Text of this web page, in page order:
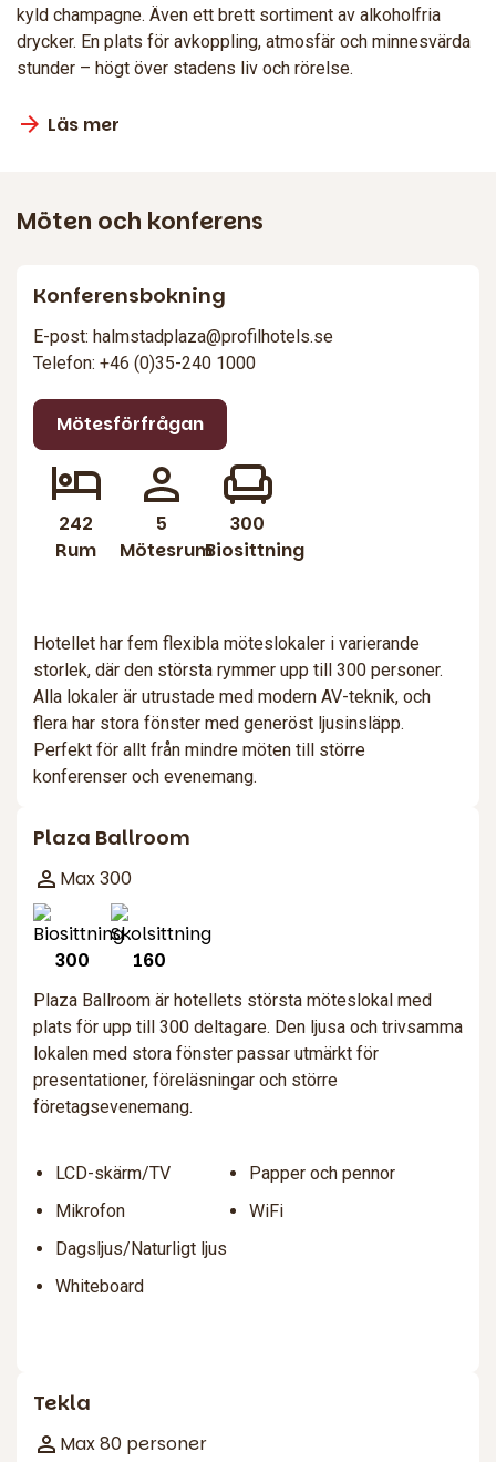
kyld champagne. Även ett brett sortiment av alkoholfria
drycker. En plats för avkoppling, atmosfär och minnesvärda
stunder – högt över stadens liv och rörelse.
Läs mer
Möten och konferens
Konferensbokning
E-post: halmstadplaza@profilhotels.se
Telefon: +46 (0)35-240 1000
Mötesförfrågan
242
Rum
5
Mötesrum
300
Biosittning
Hotellet har fem flexibla möteslokaler i varierande
storlek, där den största rymmer upp till 300 personer.
Alla lokaler är utrustade med modern AV-teknik, och
flera har stora fönster med generöst ljusinsläpp.
Perfekt för allt från mindre möten till större
konferenser och evenemang.
Plaza Ballroom
Max 300
300 160
Plaza Ballroom är hotellets största möteslokal med
plats för upp till 300 deltagare. Den ljusa och trivsamma
lokalen med stora fönster passar utmärkt för
presentationer, föreläsningar och större
företagsevenemang.
LCD-skärm/TV
Mikrofon
Dagsljus/Naturligt ljus
Whiteboard
Papper och pennor
WiFi
Tekla
Max 80 personer